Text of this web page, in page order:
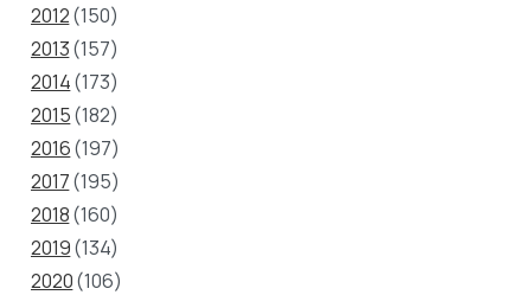
2012(150)
2013(157)
2014(173)
2015(182)
2016(197)
2017(195)
2018(160)
2019(134)
2020(106)